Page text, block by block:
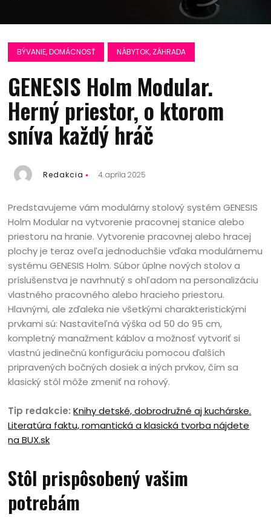
BÝVANIE, DOMÁCNOSŤ NÁBYTOK, ZÁHRADA
GENESIS Holm Modular.
Herný priestor, o ktorom
sníva každý hráč
Redakcia 4. apríla 2025
Predstavujeme vám modulárny stolový systém GENESIS
Holm Modular na vytvorenie pracovnej stanice alebo
priestoru na hranie. Vytvorenie pracovnej alebo hracej
plochy je teraz oveľa jednoduchšie vďaka modulárnemu
systému GENESIS Holm. Súbor úplne nových stolov a
príslušenstva je navrhnutý s ohľadom na personalizáciu
vlastného pracovného alebo hracieho priestoru.
Hlavnými, ale zďaleka nie všetkými charakteristickými
prvkami sú: Nastaviteľná výška od 50 do 95 cm,
kompletný manažment káblov a možnosť vytvoriť si
vlastnú jedinečnú konfiguráciu pomocou ďalších
pripravených bočných dosiek a iných prvkov, čím sa
klasický stôl môže zmeniť na rohový.
Tip redakcie: Knihy detské, dobrodružné aj kuchárske.
Literatúra faktu, romantická a klasická tvorba nájdete
na BUX.sk
Stôl prispôsobený vašim
potrebám